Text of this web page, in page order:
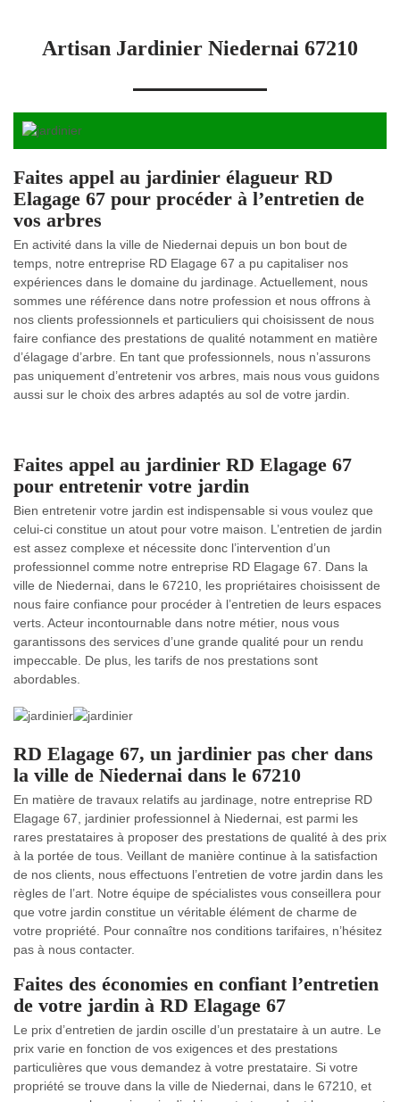
Artisan Jardinier Niedernai 67210
Faites appel au jardinier élagueur RD
Elagage 67 pour procéder à l’entretien de
vos arbres
En activité dans la ville de Niedernai depuis un bon bout de
temps, notre entreprise RD Elagage 67 a pu capitaliser nos
expériences dans le domaine du jardinage. Actuellement, nous
sommes une référence dans notre profession et nous offrons à
nos clients professionnels et particuliers qui choisissent de nous
faire confiance des prestations de qualité notamment en matière
d’élagage d’arbre. En tant que professionnels, nous n’assurons
pas uniquement d’entretenir vos arbres, mais nous vous guidons
aussi sur le choix des arbres adaptés au sol de votre jardin.
Faites appel au jardinier RD Elagage 67
pour entretenir votre jardin
Bien entretenir votre jardin est indispensable si vous voulez que
celui-ci constitue un atout pour votre maison. L’entretien de jardin
est assez complexe et nécessite donc l’intervention d’un
professionnel comme notre entreprise RD Elagage 67. Dans la
ville de Niedernai, dans le 67210, les propriétaires choisissent de
nous faire confiance pour procéder à l’entretien de leurs espaces
verts. Acteur incontournable dans notre métier, nous vous
garantissons des services d’une grande qualité pour un rendu
impeccable. De plus, les tarifs de nos prestations sont
abordables.
RD Elagage 67, un jardinier pas cher dans
la ville de Niedernai dans le 67210
En matière de travaux relatifs au jardinage, notre entreprise RD
Elagage 67, jardinier professionnel à Niedernai, est parmi les
rares prestataires à proposer des prestations de qualité à des prix
à la portée de tous. Veillant de manière continue à la satisfaction
de nos clients, nous effectuons l’entretien de votre jardin dans les
règles de l’art. Notre équipe de spécialistes vous conseillera pour
que votre jardin constitue un véritable élément de charme de
votre propriété. Pour connaître nos conditions tarifaires, n’hésitez
pas à nous contacter.
Faites des économies en confiant l’entretien
de votre jardin à RD Elagage 67
Le prix d’entretien de jardin oscille d’un prestataire à un autre. Le
prix varie en fonction de vos exigences et des prestations
particulières que vous demandez à votre prestataire. Si votre
propriété se trouve dans la ville de Niedernai, dans le 67210, et